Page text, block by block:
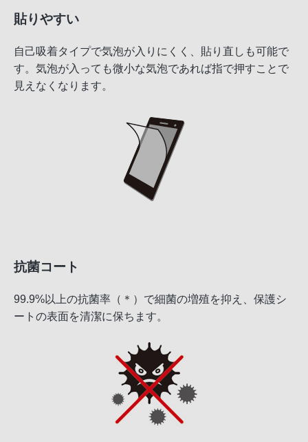
貼りやすい
自己吸着タイプで気泡が入りにくく、貼り直しも可能で
す。気泡が入っても微小な気泡であれば指で押すことで
見えなくなります。
抗菌コート
99.9%以上の抗菌率（＊）で細菌の増殖を抑え、保護シ
ートの表面を清潔に保ちます。